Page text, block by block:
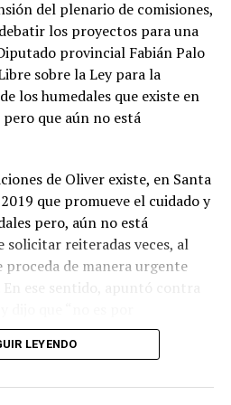
de
Paraná,
a las
Ley de
toda la
October 11, 2022
del plenario de comisiones,
los proyectos para una
provincial Fabián Palo
sobre la Ley para la
los humedales que existe en
que aún no está
de Oliver existe, en Santa
que promueve el cuidado y
pero, aún no está
solicitar reiteradas veces, al
de manera urgente
ese sentido, apuntó contra
y falta de voluntad
a aquellas actividades
LEYENDO